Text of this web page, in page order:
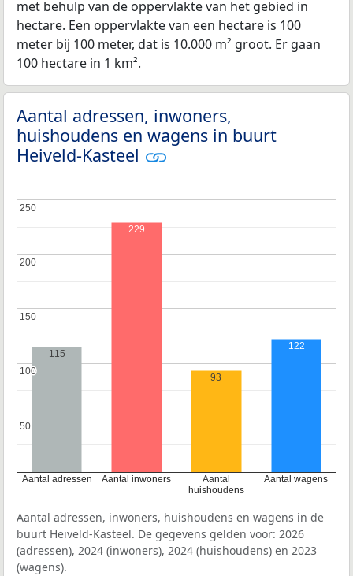
met behulp van de oppervlakte van het gebied in
hectare. Een oppervlakte van een hectare is 100
meter bij 100 meter, dat is 10.000 m² groot. Er gaan
100 hectare in 1 km².
Aantal adressen, inwoners,
huishoudens en wagens in buurt
Heiveld-Kasteel
Aantal adressen Aantal inwoners
Aantal
huishoudens
Aantal wagens
50
50
100
100
150
150
200
200
250
250
115
229
93
122
Aantal adressen, inwoners, huishoudens en wagens in de
buurt Heiveld-Kasteel. De gegevens gelden voor: 2026
(adressen), 2024 (inwoners), 2024 (huishoudens) en 2023
(wagens).